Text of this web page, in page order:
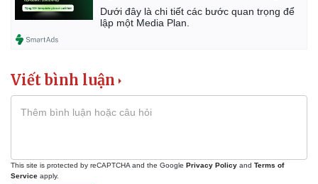
Dưới đây là chi tiết các bước quan trọng để
lập một Media Plan.
Viết bình luận
This site is protected by reCAPTCHA and the Google Privacy Policy and Terms of
Service apply.